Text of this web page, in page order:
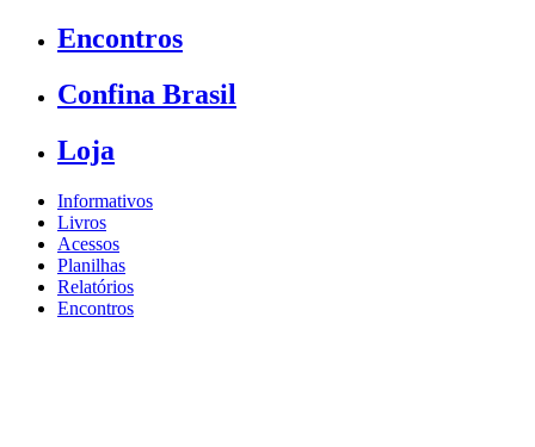
Encontros
Confina Brasil
Loja
Informativos
Livros
Acessos
Planilhas
Relatórios
Encontros